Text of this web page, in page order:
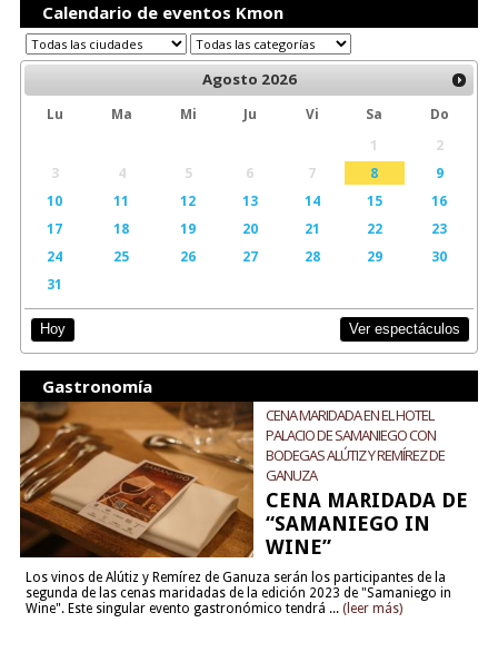
Calendario de eventos Kmon
Agosto 2026
Lu Ma Mi Ju Vi Sa
Do
1
2
3
4 5 6 7 8
9
10
11 12 13 14 15
16
17
18 19 20 21 22
23
24
25 26 27 28 29
30
31
Hoy Ver espectáculos
Gastronomía
CENA MARIDADA EN EL HOTEL
PALACIO DE SAMANIEGO CON
BODEGAS ALÚTIZ Y REMÍREZ DE
GANUZA
CENA MARIDADA DE
“SAMANIEGO IN
WINE”
Los vinos de Alútiz y Remírez de Ganuza serán los participantes de la
segunda de las cenas maridadas de la edición 2023 de "Samaniego in
Wine". Este singular evento gastronómico tendrá ... (leer más)